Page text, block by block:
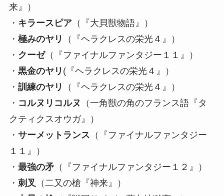
来』）
・ キラースピア（『大貝獣物語』）
・ 極みのヤリ
（『ヘラクレスの栄光４』）
・ クーゼ（『ファイナルファンタジー１１』）
・ 黒金のヤリ (『ヘラクレスの栄光４』）
・ 訓練のヤリ
（『ヘラクレスの栄光４』）
・ コルヌリコルヌ
（一角獣の角のフランス語『タ
クティクスオウガ』）
・ サーメットランス （『ファイナルファンタジー
１１』）
・ 最強の矛（『ファイナルファンタジー１２』）
・ 刺叉（二又の槍『神来』）